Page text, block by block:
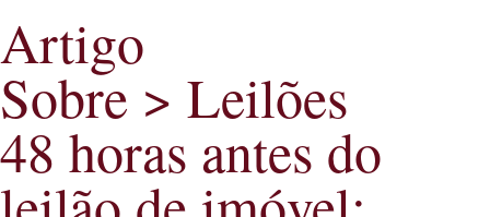
Artigo
Sobre > Leilões
48 horas antes do